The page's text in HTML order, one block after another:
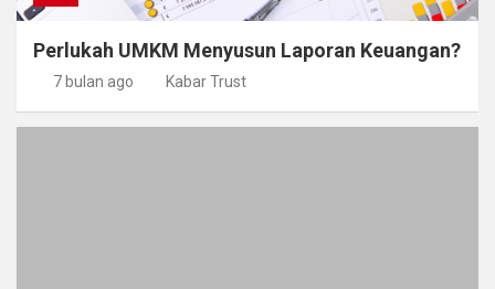
Perlukah UMKM Menyusun Laporan Keuangan?
7 bulan ago Kabar Trust